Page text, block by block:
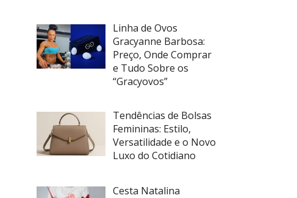
Linha de Ovos
Gracyanne Barbosa:
Preço, Onde Comprar
e Tudo Sobre os
“Gracyovos”
Tendências de Bolsas
Femininas: Estilo,
Versatilidade e o Novo
Luxo do Cotidiano
Cesta Natalina